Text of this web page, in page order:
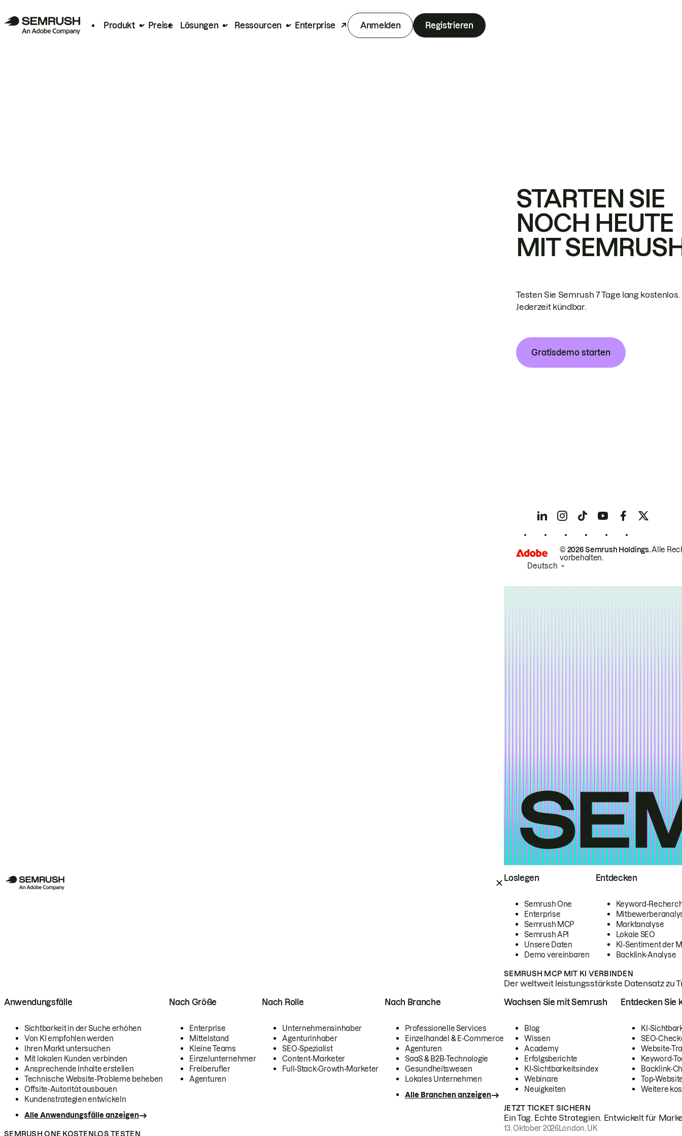
Produkt Preise Lösungen Ressourcen Enterprise Anmelden Registrieren
Loslegen
Semrush One
Enterprise
Semrush MCP
Semrush API
Unsere Daten
Demo vereinbaren
Entdecken
Keyword-
Marktanalyse
Lokale SEO
KI-Sentiment der
Backlink-Analyse
SEMRUSH MCP MIT KI VERBINDEN
Der weltweit leistungsstärkste Datensatz zu
Anwendungsfälle
Sichtbarkeit in der Suche erhöhen
Von KI empfohlen werden
Ihren Markt untersuchen
Mit lokalen Kunden verbinden
Ansprechende Inhalte erstellen
Technische Website-Probleme beheben
Offsite-Autorität ausbauen
Kundenstrategien entwickeln
Alle Anwendungsfälle anzeigen
Nach Größe
Enterprise
Mittelstand
Kleine Teams
Einzelunternehmer
Freiberufler
Agenturen
Nach Rolle
Unternehmensinhaber
Agenturinhaber
SEO-Spezialist
Content-Marketer
Full-Stack-Growth-Marketer
Nach Branche
Professionelle Services
Einzelhandel & E-Commerce
Agenturen
SaaS & B2B-Technologie
Gesundheitswesen
Lokales Unternehmen
Alle Branchen anzeigen
SEMRUSH ONE KOSTENLOS TESTEN
Wachsen Sie mit Semrush
Blog
Wissen
Academy
Erfolgsberichte
KI-Sichtbarkeitsindex
Webinare
Neuigkeiten
Entdecken Sie
KI-
SEO-
Website-
Keyword-
Backlink-
Top-
Weitere
JETZT TICKET SICHERN
Ein Tag. Echte Strategien. Entwickelt für
13. Oktober 2026London, UK
STARTEN SIE
NOCH HEUTE
MIT
Testen Sie Semrush 7 Tage lang kostenlos.
Jederzeit kündbar.
Gratisdemo starten
© 2026 Semrush Holdings.Alle
vorbehalten.
Deutsch